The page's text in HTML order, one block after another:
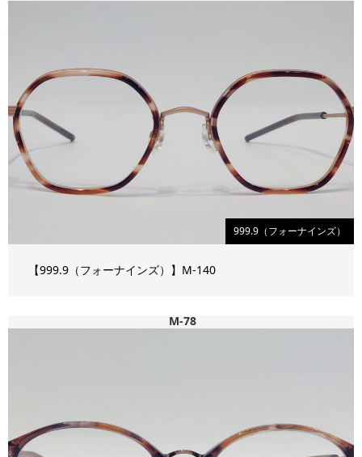
999.9（フォーナインズ）
【999.9（フォーナインズ）】M-140
M-78